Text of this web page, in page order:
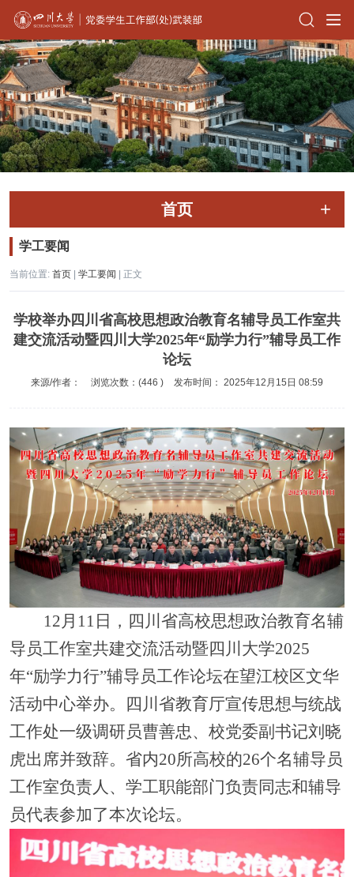
首页
学工要闻
当前位置: 首页 学工要闻 | 正文
学校举办四川省高校思想政治教育名辅导员工作室共
建交流活动暨四川大学2025年“励学力行”辅导员工作
论坛
来源/作者： 浏览次数：(446 ) 发布时间： 2025年12月15日 08:59
12月11日，四川省高校思想政治教育名辅
导员工作室共建交流活动暨四川大学2025
年“励学力行”辅导员工作论坛在望江校区文华
活动中心举办。四川省教育厅宣传思想与统战
工作处一级调研员曹善忠、校党委副书记刘晓
虎出席并致辞。省内20所高校的26个名辅导员
工作室负责人、学工职能部门负责同志和辅导
员代表参加了本次论坛。